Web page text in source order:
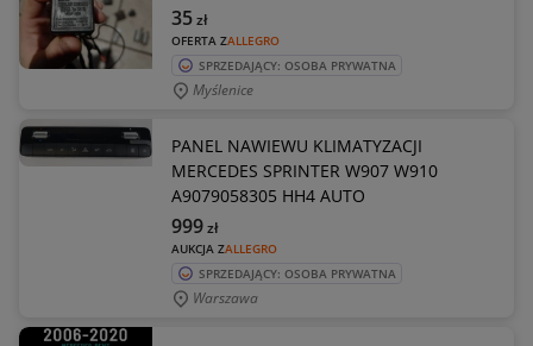
OFERTA ZALLEGRO
35zł
SPRZEDAJĄCY: OSOBA PRYWATNA
Myślenice
PANEL NAWIEWU KLIMATYZACJI
MERCEDES SPRINTER W907 W910
A9079058305 HH4 AUTO
AUKCJA ZALLEGRO
999zł
SPRZEDAJĄCY: OSOBA PRYWATNA
Warszawa